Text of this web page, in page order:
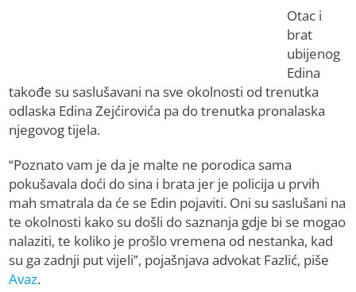
Otac i
brat
ubijenog
Edina
takođe su saslušavani na sve okolnosti od trenutka
odlaska Edina Zejćirovića pa do trenutka pronalaska
njegovog tijela.
“Poznato vam je da je malte ne porodica sama
pokušavala doći do sina i brata jer je policija u prvih
mah smatrala da će se Edin pojaviti. Oni su saslušani na
te okolnosti kako su došli do saznanja gdje bi se mogao
nalaziti, te koliko je prošlo vremena od nestanka, kad
su ga zadnji put vijeli”, pojašnjava advokat Fazlić, piše
Avaz.